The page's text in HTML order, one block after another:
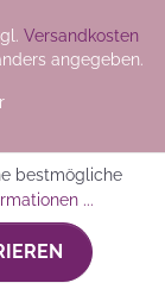
Versandkosten
angegeben.
bestmögliche
...